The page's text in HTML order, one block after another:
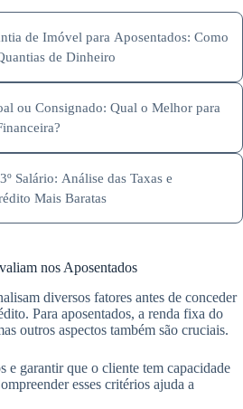
de Imóvel para Aposentados: Como
de Dinheiro
ou Consignado: Qual o Melhor para
Salário: Análise das Taxas e
Mais Baratas
nos Aposentados
diversos fatores antes de conceder
Para aposentados, a renda fixa do
outros aspectos também são cruciais.
e garantir que o cliente tem capacidade
esses critérios ajuda a